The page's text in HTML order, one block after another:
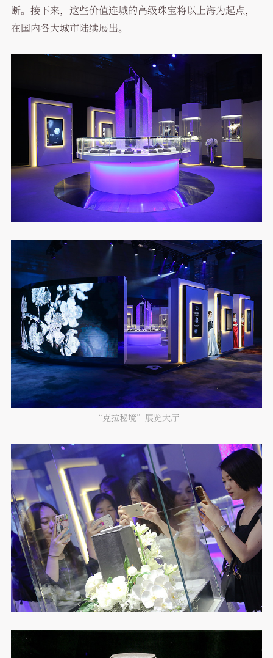
断。接下来，这些价值连城的高级珠宝将以上海为起点，
在国内各大城市陆续展出。
“克拉秘境”展览大厅